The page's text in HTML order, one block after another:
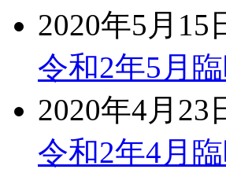
2020年5月15
令和2年5月
2020年4月23
令和2年4月